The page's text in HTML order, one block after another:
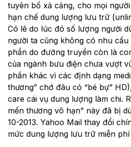
tuyên bố xả cảng, cho mọi
hạn chế dung lượng lưu trữ
Có lẽ do lúc đó số lượng người
người ta cũng không có nhu
phần do đường truyền còn là
của ngành bưu điện chưa vượt
phần khác vì các định dạng
thương” chớ đâu có “bé bự”
care cái vụ dung lượng làm chi.
mến thương vô hạn” này đã bị
10-2013. Yahoo Mail thay đổi
mức dung lượng lưu trữ miễn phí